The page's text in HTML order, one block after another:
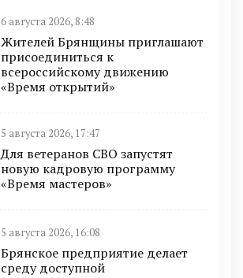
6 августа 2026, 8:48
Жителей Брянщины приглашают
присоединиться к
всероссийскому движению
«Время открытий»
5 августа 2026, 17:47
Для ветеранов СВО запустят
новую кадровую программу
«Время мастеров»
5 августа 2026, 16:08
Брянское предприятие делает
среду доступной